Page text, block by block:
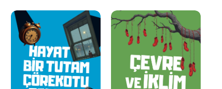
Detaylı
İncele
Detaylı
İncele